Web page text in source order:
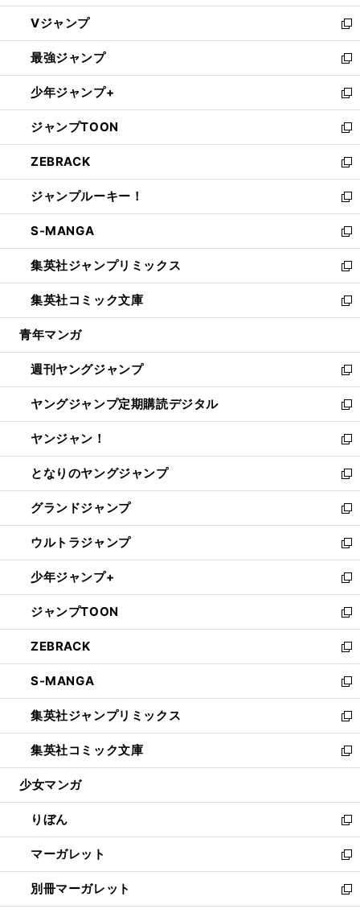
ウ
ィ
ン
ド
ウ
で
開
く
し
い
ウ
ィ
ン
ド
ウ
で
開
く
Vジャンプ
新
し
い
ウ
ィ
ン
ド
ウ
で
開
く
最強ジャンプ
新
し
い
ウ
ィ
ン
ド
ウ
で
開
く
少年ジャンプ+
新
し
い
ウ
ィ
ン
ド
ウ
で
開
く
ジャンプTOON
新
し
い
ウ
ィ
ン
ド
ウ
で
開
く
ZEBRACK
新
し
い
ウ
ィ
ン
ド
ウ
で
開
ジャンプルーキー！
新
し
い
ウ
ィ
ン
ド
ウ
開
く
S-MANGA
新
し
い
ウ
ィ
ン
ウ
で
開
く
集英社ジャンプリミックス
新
し
い
ウ
ン
ド
ウ
で
開
く
集英社コミック文庫
新
し
ウ
ィ
ン
ド
ウ
で
開
く
青年マンガ
週刊ヤングジャンプ
新
し
い
ウ
ィ
ン
ド
ウ
で
開
く
ヤングジャンプ定期購読デジタル
新
し
い
ウ
ィ
ン
ド
ウ
で
開
く
ヤンジャン！
新
し
い
ウ
ィ
ン
ド
ウ
で
開
く
となりのヤングジャンプ
新
し
い
ウ
ィ
ン
ド
ウ
で
開
く
グランドジャンプ
新
し
い
ウ
ィ
ン
ド
ウ
で
開
く
ウルトラジャンプ
新
し
い
ウ
ィ
ン
ド
ウ
で
開
く
少年ジャンプ+
新
し
い
ウ
ィ
ン
ド
ウ
で
開
く
ジャンプTOON
新
し
い
ウ
ィ
ン
ド
ウ
で
開
ZEBRACK
新
し
い
ウ
ィ
ン
ド
ウ
開
く
S-MANGA
新
し
い
ウ
ィ
ン
ウ
で
開
く
集英社ジャンプリミックス
新
し
い
ウ
ン
ド
ウ
で
開
く
集英社コミック文庫
新
し
ウ
ィ
ン
ド
ウ
で
開
少女マンガ
りぼん
新
し
い
ウ
ィ
マーガレット
新
し
い
別冊マーガレット
新